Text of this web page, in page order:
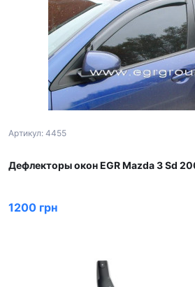
Артикул: 4455
Дефлекторы окон EGR Mazda 3 Sd
1200 грн